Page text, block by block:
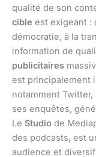
qualité de son
cible est exigeant :
démocratie, à la
information de
publicitaires
est principalement
notamment
ses enquêtes,
Le Studio de
des podcasts, est
audience et